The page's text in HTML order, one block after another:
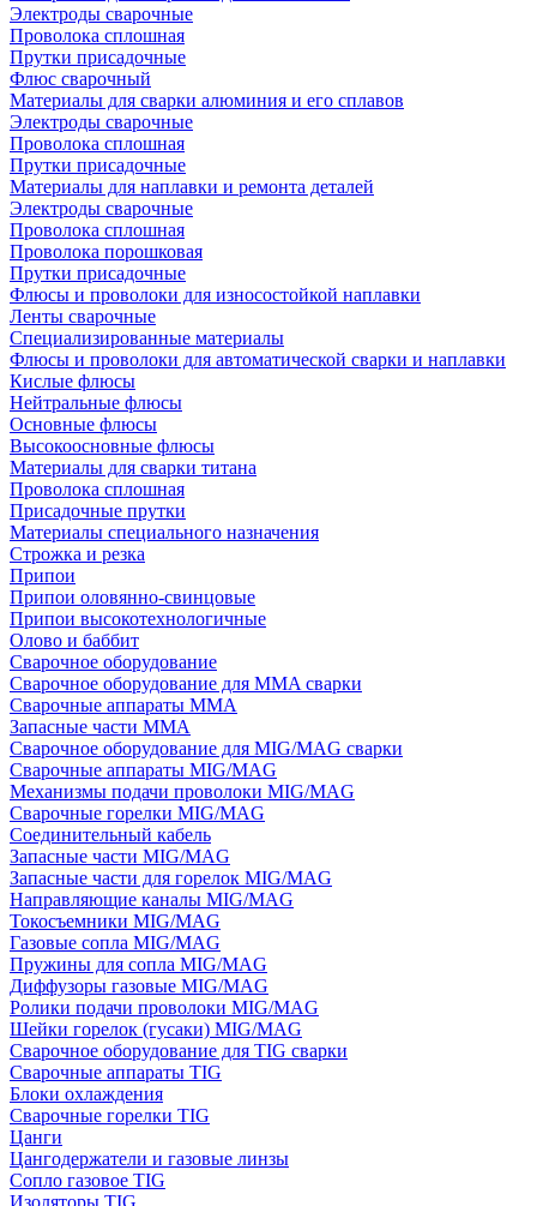
Электроды сварочные
Проволока сплошная
Прутки присадочные
Флюс сварочный
Материалы для сварки алюминия и его сплавов
Электроды сварочные
Проволока сплошная
Прутки присадочные
Материалы для наплавки и ремонта деталей
Электроды сварочные
Проволока сплошная
Проволока порошковая
Прутки присадочные
Флюсы и проволоки для износостойкой наплавки
Ленты сварочные
Специализированные материалы
Флюсы и проволоки для автоматической сварки и наплавки
Кислые флюсы
Нейтральные флюсы
Основные флюсы
Высокоосновные флюсы
Материалы для сварки титана
Проволока сплошная
Присадочные прутки
Материалы специального назначения
Строжка и резка
Припои
Припои оловянно-свинцовые
Припои высокотехнологичные
Олово и баббит
Сварочное оборудование
Сварочное оборудование для MMA сварки
Сварочные аппараты MMA
Запасные части MMA
Сварочное оборудование для MIG/MAG сварки
Сварочные аппараты MIG/MAG
Механизмы подачи проволоки MIG/MAG
Сварочные горелки MIG/MAG
Соединительный кабель
Запасные части MIG/MAG
Запасные части для горелок MIG/MAG
Направляющие каналы MIG/MAG
Токосъемники MIG/MAG
Газовые сопла MIG/MAG
Пружины для сопла MIG/MAG
Диффузоры газовые MIG/MAG
Ролики подачи проволоки MIG/MAG
Шейки горелок (гусаки) MIG/MAG
Сварочное оборудование для TIG сварки
Сварочные аппараты TIG
Блоки охлаждения
Сварочные горелки TIG
Цанги
Цангодержатели и газовые линзы
Сопло газовое TIG
Изоляторы TIG